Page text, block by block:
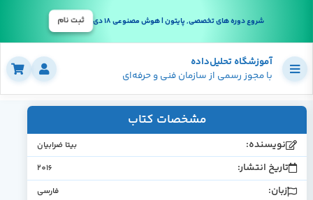
شروع دوره های تخصصی, پایتون | هوش مصنوعی 18 دی ثبت نام
آموزشگاه تحلیل‌داده
با مجوز رسمی از سازمان فنی و حرفه‌ای
مشخصات کتاب
نویسنده: بیتا ضرابیان
تاریخ انتشار: 2016
زبان: فارسی